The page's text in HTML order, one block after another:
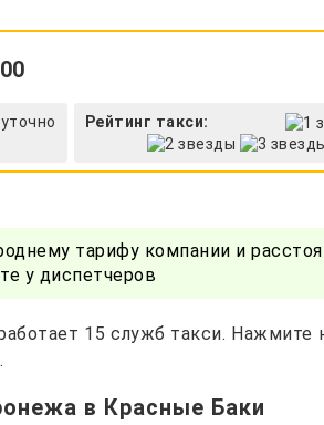
Рейтинг такси:
тарифу компании и
у диспетчеров
15 служб такси. Нажмите
в Красные Баки